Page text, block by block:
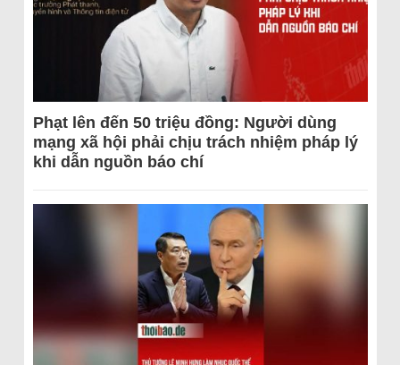
Phạt lên đến 50 triệu đồng: Người dùng
mạng xã hội phải chịu trách nhiệm pháp lý
khi dẫn nguồn báo chí